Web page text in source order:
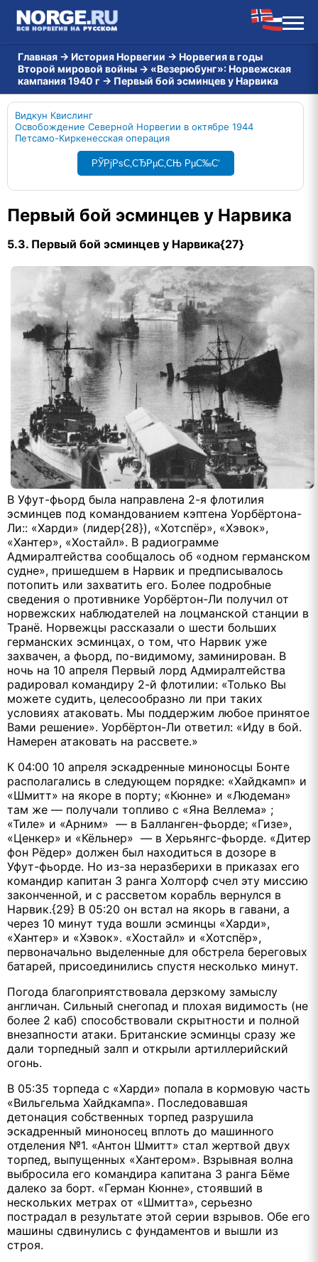
Главная → История Норвегии → Норвегия в годы
Второй мировой войны → «Везерюбунг»: Норвежская
кампания 1940 г → Первый бой эсминцев у Нарвика
Видкун Квислинг
Освобождение Северной Норвегии в октябре 1944
Петсамо-Киркенесская операция
РЎРјРѕС‚СЂРµС‚СЊ РµС‰С‘
Первый бой эсминцев у Нарвика
5.3. Первый бой эсминцев у Нарвика{27}
В Уфут-фьорд была направлена 2-я флотилия
эсминцев под командованием кэптена Уорбёртона-
Ли:: «Харди» (лидер{28}), «Хотспёр», «Хэвок»,
«Хантер», «Хостайл». В радиограмме
Адмиралтейства сообщалось об «одном германском
судне», пришедшем в Нарвик и предписывалось
потопить или захватить его. Более подробные
сведения о противнике Уорбёртон-Ли получил от
норвежских наблюдателей на лоцманской станции в
Транё. Норвежцы рассказали о шести больших
германских эсминцах, о том, что Нарвик уже
захвачен, а фьорд, по-видимому, заминирован. В
ночь на 10 апреля Первый лорд Адмиралтейства
радировал командиру 2-й флотилии: «Только Вы
можете судить, целесообразно ли при таких
условиях атаковать. Мы поддержим любое принятое
Вами решение». Уорбёртон-Ли ответил: «Иду в бой.
Намерен атаковать на рассвете.»
К 04:00 10 апреля эскадренные миноносцы Бонте
располагались в следующем порядке: «Хайдкамп» и
«Шмитт» на якоре в порту; «Кюнне» и «Людеман»
там же — получали топливо с «Яна Веллема» ;
«Тиле» и «Арним» — в Балланген-фьорде; «Гизе»,
«Ценкер» и «Кёльнер» — в Херьянгс-фьорде. «Дитер
фон Рёдер» должен был находиться в дозоре в
Уфут-фьорде. Но из-за неразберихи в приказах его
командир капитан 3 ранга Холторф счел эту миссию
законченной, и с рассветом корабль вернулся в
Нарвик.{29} В 05:20 он встал на якорь в гавани, а
через 10 минут туда вошли эсминцы «Харди»,
«Хантер» и «Хэвок». «Хостайл» и «Хотспёр»,
первоначально выделенные для обстрела береговых
батарей, присоединились спустя несколько минут.
Погода благоприятствовала дерзкому замыслу
англичан. Сильный снегопад и плохая видимость (не
более 2 каб) способствовали скрытности и полной
внезапности атаки. Британские эсминцы сразу же
дали торпедный залп и открыли артиллерийский
огонь.
В 05:35 торпеда с «Харди» попала в кормовую часть
«Вильгельма Хайдкампа». Последовавшая
детонация собственных торпед разрушила
эскадренный миноносец вплоть до машинного
отделения №1. «Антон Шмитт» стал жертвой двух
торпед, выпущенных «Хантером». Взрывная волна
выбросила его командира капитана 3 ранга Бёме
далеко за борт. «Герман Кюнне», стоявший в
нескольких метрах от «Шмитта», серьезно
пострадал в результате этой серии взрывов. Обе его
машины сдвинулись с фундаментов и вышли из
строя.